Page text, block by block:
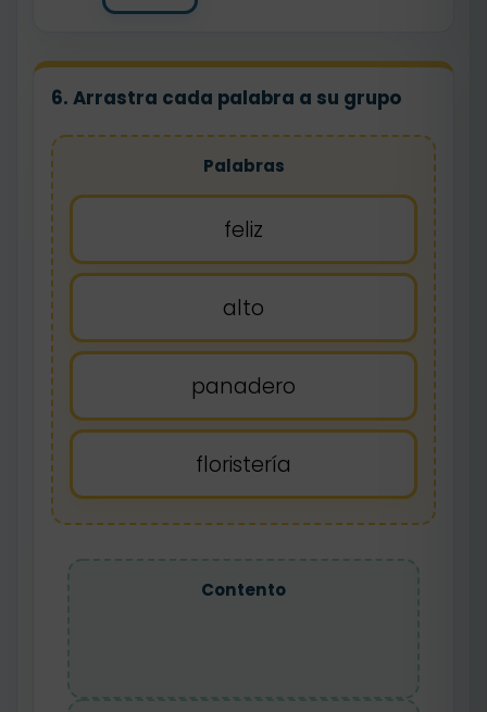
6. Arrastra cada palabra a su grupo
Palabras
feliz
alto
panadero
floristería
Contento